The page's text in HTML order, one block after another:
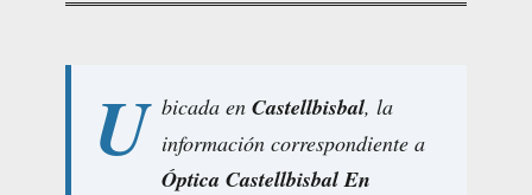
U bicada en Castellbisbal, la
información correspondiente a
Óptica Castellbisbal En